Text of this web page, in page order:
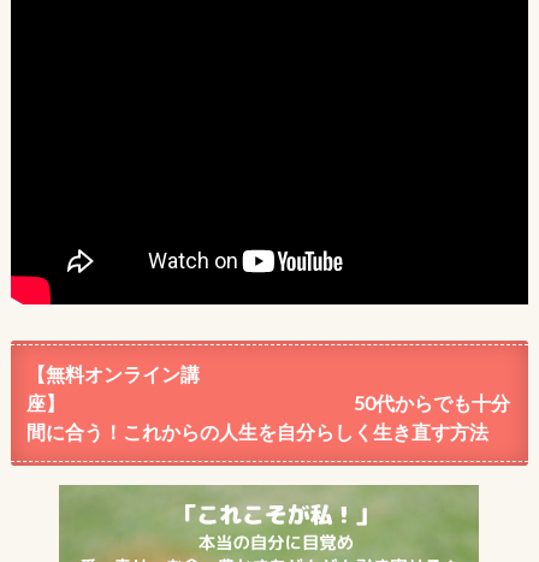
【無料オンライン講
座】 50代からでも十分
間に合う！これからの人生を自分らしく生き直す方法